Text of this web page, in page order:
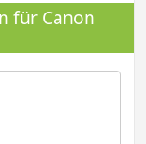
für Canon